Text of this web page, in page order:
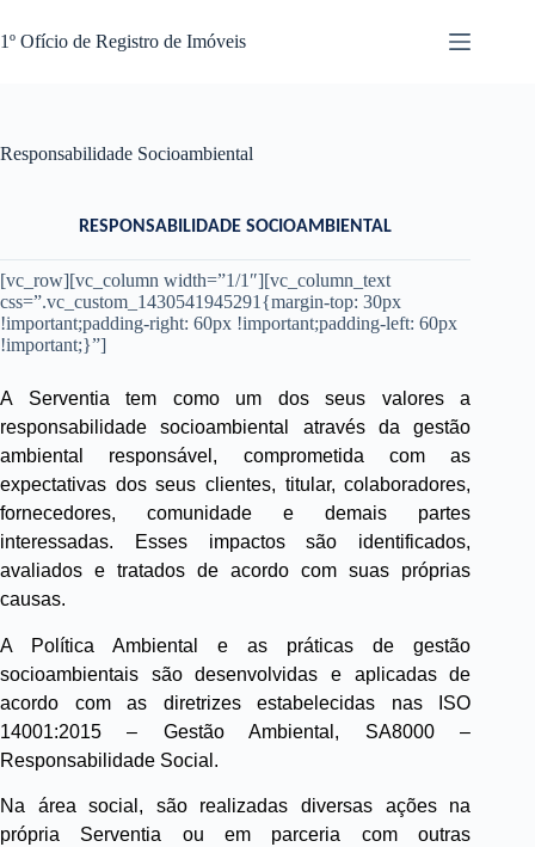
para
o
1º Ofício de Registro de Imóveis
Responsabilidade Socioambiental
RESPONSABILIDADE SOCIOAMBIENTAL
[vc_row][vc_column width=”1/1″][vc_column_text
css=”.vc_custom_1430541945291{margin-top: 30px
!important;padding-right: 60px !important;padding-left: 60px
!important;}”]
A Serventia tem como um dos seus valores a
responsabilidade socioambiental através da gestão
ambiental responsável, comprometida com as
expectativas dos seus clientes, titular, colaboradores,
fornecedores, comunidade e demais partes
interessadas. Esses impactos são identificados,
avaliados e tratados de acordo com suas próprias
causas.
A Política Ambiental e as práticas de gestão
socioambientais são desenvolvidas e aplicadas de
acordo com as diretrizes estabelecidas nas ISO
14001:2015 – Gestão Ambiental, SA8000 –
Responsabilidade Social.
Na área social, são realizadas diversas ações na
própria Serventia ou em parceria com outras